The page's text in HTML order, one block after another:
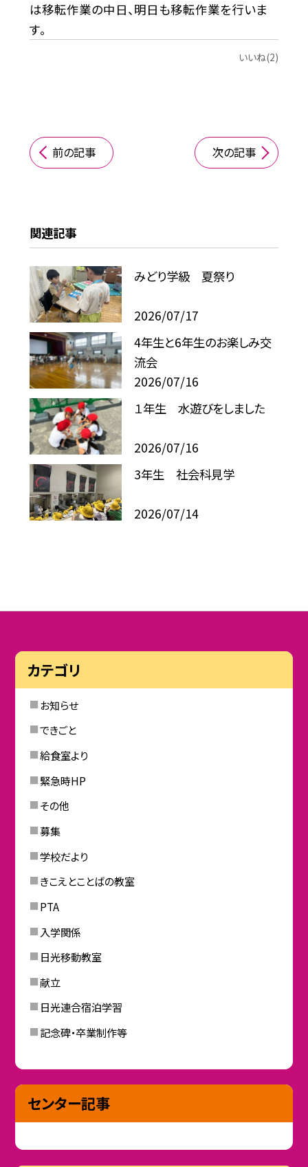
は移転作業の中日、明日も移転作業を行いま
す。
いいね(2)
前の記事 次の記事
関連記事
みどり学級 夏祭り
2026/07/17
4年生と6年生のお楽しみ交
流会
2026/07/16
１年生 水遊びをしました
2026/07/16
3年生 社会科見学
2026/07/14
カテゴリ
お知らせ
できごと
給食室より
緊急時HP
その他
募集
学校だより
きこえとことばの教室
PTA
入学関係
日光移動教室
献立
日光連合宿泊学習
記念碑・卒業制作等
センター記事